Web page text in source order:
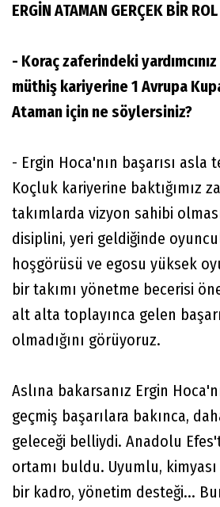
ERGİN ATAMAN GERÇEK BİR
- Koraç zaferindeki
müthiş kariyerine 1 Avrupa
Ataman için ne söylersiniz?
- Ergin Hoca'nın başarısı asla
Koçluk kariyerine baktığımız
takımlarda vizyon sahibi
disiplini, yeri geldiğinde
hoşgörüsü ve egosu yüksek
bir takımı yönetme becerisi
alt alta toplayınca gelen
olmadığını görüyoruz.
Aslına bakarsanız Ergin
geçmiş başarılara bakınca,
geleceği belliydi. Anadolu
ortamı buldu. Uyumlu,
bir kadro, yönetim desteği...